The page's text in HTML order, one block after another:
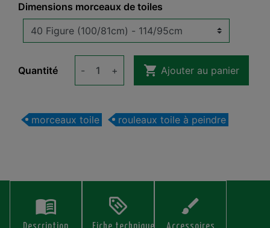
Dimensions morceaux de toiles
Quantité - +  Ajouter au panier
morceaux toile rouleaux toile à peindre